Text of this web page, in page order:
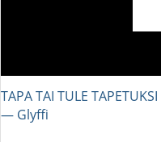
TAPA TAI TULE
― Glyffi